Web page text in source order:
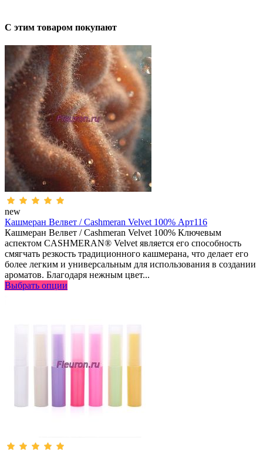
С этим товаром покупают
new
Кашмеран Велвет / Cashmeran Velvet 100% Арт116
Кашмеран Велвет / Cashmeran Velvet 100% Ключевым
аспектом CASHMERAN® Velvet является его способность
смягчать резкость традиционного кашмерана, что делает его
более легким и универсальным для использования в создании
ароматов. Благодаря нежным цвет...
Выбрать опции